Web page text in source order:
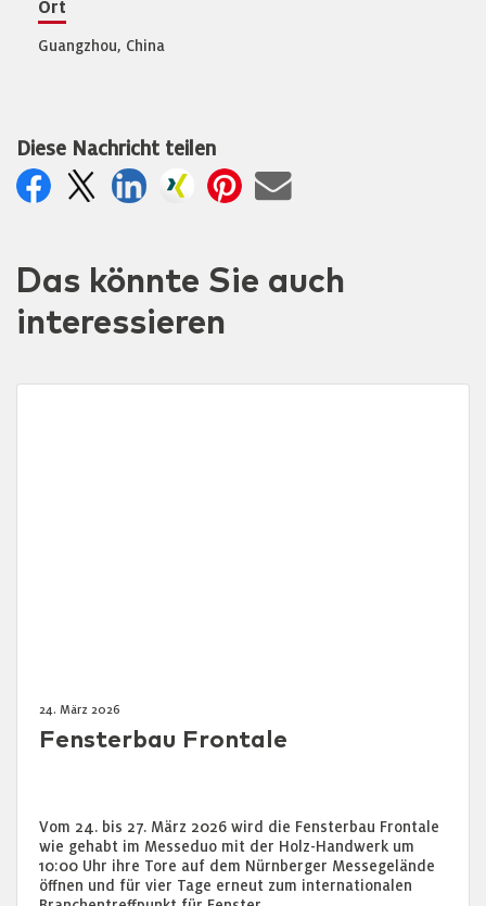
Ort
Guangzhou, China
Diese Nachricht teilen
Das könnte Sie auch
interessieren
24. März 2026
Fensterbau Frontale
Vom 24. bis 27. März 2026 wird die Fensterbau Frontale
wie gehabt im Messeduo mit der Holz-Handwerk um
10:00 Uhr ihre Tore auf dem Nürnberger Messegelände
öffnen und für vier Tage erneut zum internationalen